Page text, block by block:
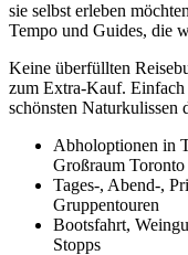
sie selbst erleben
Tempo und Guides, die
Keine überfüllten
zum Extra-Kauf. Einfach
schönsten Naturkulissen
Abholoptionen in
Großraum Toronto
Tages-, Abend-,
Gruppentouren
Bootsfahrt,
Stopps